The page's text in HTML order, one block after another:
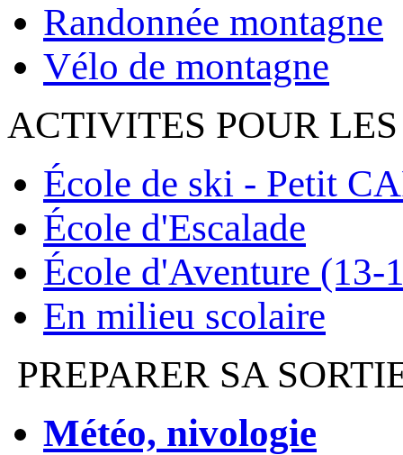
Randonnée montagne
Vélo de montagne
ACTIVITES POUR
École de ski - Petit
École d'Escalade
École d'Aventure (13-
En milieu scolaire
PREPARER SA
Météo, nivologie